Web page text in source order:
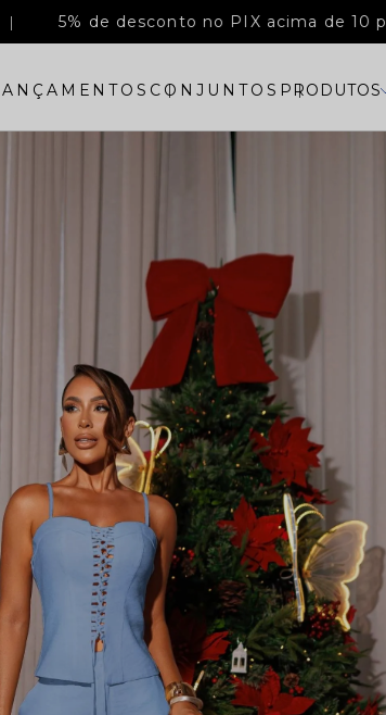
5% de desconto no PIX acima de 10
CONJUNTOS PRODUTOS